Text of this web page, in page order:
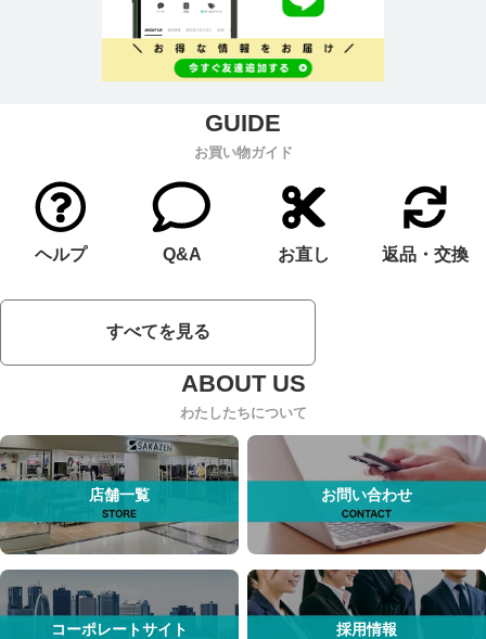
お買い物ガイド
ヘルプ Q&A お直し 返品・交換
すべてを見る
わたしたちについて
店舗一覧 お問い合わせ
コーポレートサイト 採用情報